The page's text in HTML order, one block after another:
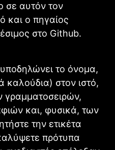
σε αυτόν τον
και ο πηγαίος
στο Github.
το όνομα,
καλούδια) στον ιστό,
γραμματοσειρών,
και, φυσικά, των
την ετικέτα
πρότυπα